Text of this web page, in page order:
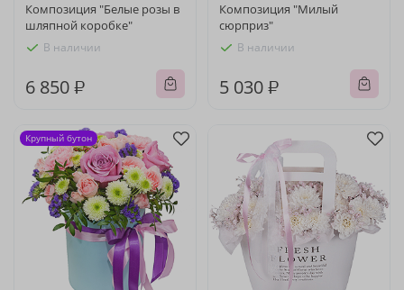
Композиция "Белые розы в
шляпной коробке"
В наличии
6 850 ₽
Композиция "Милый
сюрприз"
В наличии
5 030 ₽
Крупный бутон